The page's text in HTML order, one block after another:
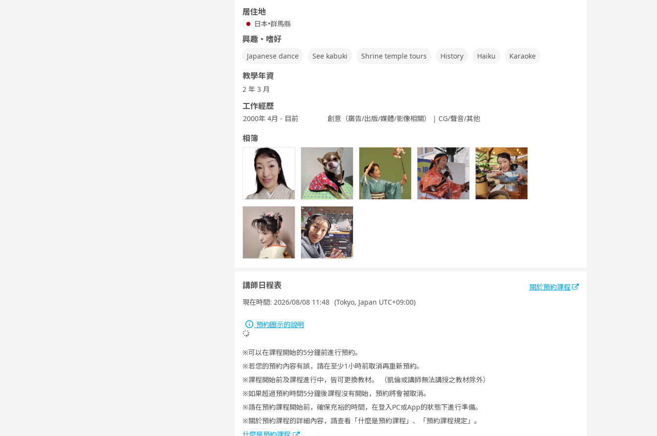
居住地
日本•群馬縣
興趣・嗜好
Japanese dance See kabuki Shrine temple tours History Haiku Karaoke
教學年資
2 年 3 月
工作經歷
2000年 4月 - 目前 創意（廣告/出版/媒體/影像相關） | CG/聲音/其他
相簿
講師日程表
關於預約課程
現在時間: 2026/08/08 11:48 (Tokyo, Japan UTC+09:00)
預約圖示的說明
可以在課程開始的5分鐘前進行預約。
若您的預約內容有誤，請在至少1小時前取消再重新預約。
課程開始前及課程進行中，皆可更換教材。 （凱倫或講師無法講授之教材除外）
如果超過預約時間5分鐘後課程沒有開始，預約將會被取消。
請在預約課程開始前，確保充裕的時間，在登入PC或App的狀態下進行準備。
關於預約課程的詳細內容，請查看「什麼是預約課程」、「預約課程規定」。